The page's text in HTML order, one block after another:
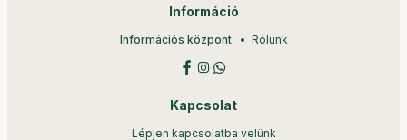
Információ
Információs központ Rólunk
Kapcsolat
Lépjen kapcsolatba velünk